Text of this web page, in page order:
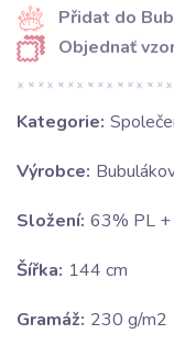
Přidat do
Objednať
Kategorie:
Výrobce:
Složení: 63% PL
Šířka: 144 cm
Gramáž: 230 g/m2